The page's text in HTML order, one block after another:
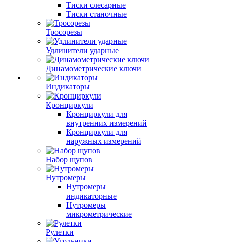
Тиски слесарные
Тиски станочные
Тросорезы
Удлинители ударные
Динамометрические ключи
Индикаторы
Кронциркули
Кронциркули для
внутренних измерений
Кронциркули для
наружных измерений
Набор щупов
Нутромеры
Нутромеры
индикаторные
Нутромеры
микрометрические
Рулетки